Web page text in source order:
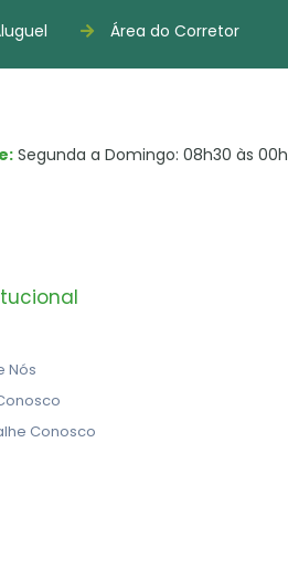
Área do Corretor
Segunda a Domingo: 08h30 às 00h
Nós
Conosco